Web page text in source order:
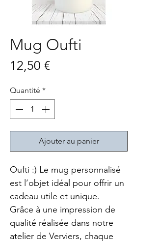
Mug Oufti
12,50 €Prix
Quantité *
Ajouter au panier
Oufti :) Le mug personnalisé
est l’objet idéal pour offrir un
cadeau utile et unique.
Grâce à une impression de
qualité réalisée dans notre
atelier de Verviers, chaque